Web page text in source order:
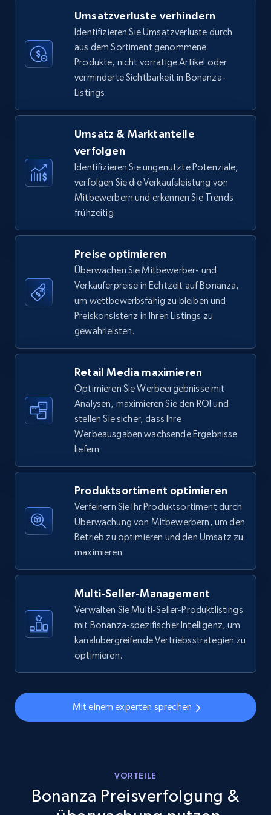
35.3K+ 5.7K+ Jetzt anfangen
rating object, Product rating max, Rating,
Author name, Asin, and more.
7.4K+ 872+ Jetzt anfangen
Specifications, Image urls, Top reviews, and
5.6K+ 878+ Jetzt anfangen
using specific category URL
URL, Final price, Sku, Currency, Gtin,
Specifications, Image urls, Top reviews, and
more.
878+
Walmart - products - Collects products by
specific keywords
URL, Final price, Sku, Currency, Gtin,
more.
878+ Jetzt anfangen
URL, Final price, Sku, Currency, Gtin,
Specifications, Image urls, Top reviews, and
Umsatzverluste verhindern
Identifizieren Sie Umsatzverluste durch
aus dem Sortiment genommene
Produkte, nicht vorrätige Artikel oder
verminderte Sichtbarkeit in Bonanza-
Listings.
Umsatz & Marktanteile
verfolgen
Identifizieren Sie ungenutzte Potenziale,
verfolgen Sie die Verkaufsleistung von
Mitbewerbern und erkennen Sie Trends
frühzeitig
Preise optimieren
Überwachen Sie Mitbewerber- und
Verkäuferpreise in Echtzeit auf Bonanza,
um wettbewerbsfähig zu bleiben und
Preiskonsistenz in Ihren Listings zu
gewährleisten.
Retail Media maximieren
Optimieren Sie Werbeergebnisse mit
Analysen, maximieren Sie den ROI und
stellen Sie sicher, dass Ihre
Werbeausgaben wachsende Ergebnisse
liefern
Produktsortiment optimieren
Verfeinern Sie Ihr Produktsortiment durch
Überwachung von Mitbewerbern, um den
Betrieb zu optimieren und den Umsatz zu
maximieren
Multi-Seller-Management
Verwalten Sie Multi-Seller-Produktlistings
mit Bonanza-spezifischer Intelligenz, um
kanalübergreifende Vertriebsstrategien zu
optimieren.
Mit einem experten sprechen
VORTEILE
Bonanza Preisverfolgung &